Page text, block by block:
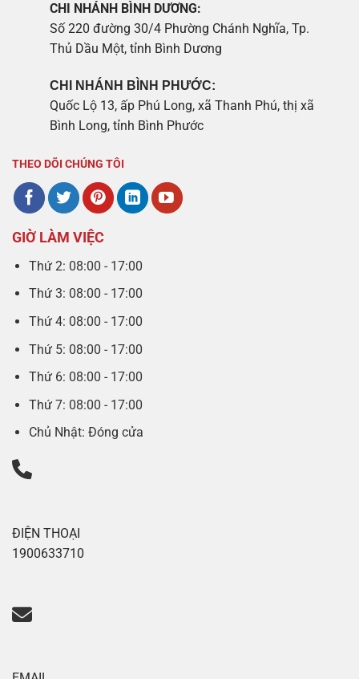
CHI NHÁNH BÌNH DƯƠNG:
Số 220 đường 30/4 Phường Chánh Nghĩa, Tp.
Thủ Dầu Một, tỉnh Bình Dương
CHI NHÁNH BÌNH PHƯỚC:
Quốc Lộ 13, ấp Phú Long, xã Thanh Phú, thị xã
Bình Long, tỉnh Bình Phước
THEO DÕI CHÚNG TÔI
GIỜ LÀM VIỆC
Thứ 2: 08:00 - 17:00
Thứ 3: 08:00 - 17:00
Thứ 4: 08:00 - 17:00
Thứ 5: 08:00 - 17:00
Thứ 6: 08:00 - 17:00
Thứ 7: 08:00 - 17:00
Chủ Nhật: Đóng cửa
ĐIỆN THOẠI
1900633710